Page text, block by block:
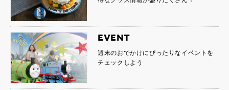
EVENT
週末のおでかけにぴったりなイベントを
チェックしよう